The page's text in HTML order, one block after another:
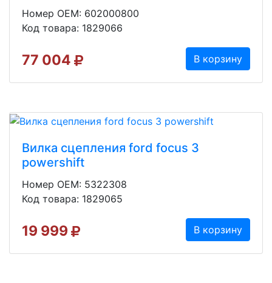
Номер OEM: 602000800
Код товара: 1829066
77 004 В корзину
Вилка сцепления ford focus 3
powershift
Номер OEM: 5322308
Код товара: 1829065
19 999 В корзину